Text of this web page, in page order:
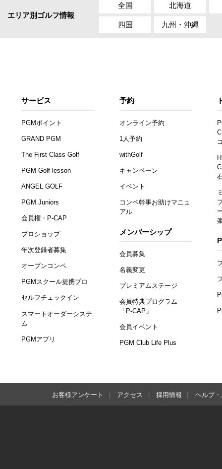
エリア別ゴルフ情報
全国 北海道
四国 九州・沖縄
サービス
PGMポイント
GRAND PGM
The First Class Golf
PGM Golf lesson
ANGEL GOLF
PGM Juniors
会員権・P-CAP
プロショップ
年次登録者募集
オープンコンペ
PGMスクール提携プロ
セルフチェックイン
スマートオーダーシステ
ム
PGMアプリ
予約
オンライン予約
1人予約
withGolf
キャンペーン
イベント
コンペ幹事お助けマニュ
アル
メンバーシップ
会員募集
名義変更
プレミアムステージ
会員特典プログラム
「P-CAP」
会員イベント
PGM Club Life Plus
お客様アンケート アクセス 採用情報 ヘルプ